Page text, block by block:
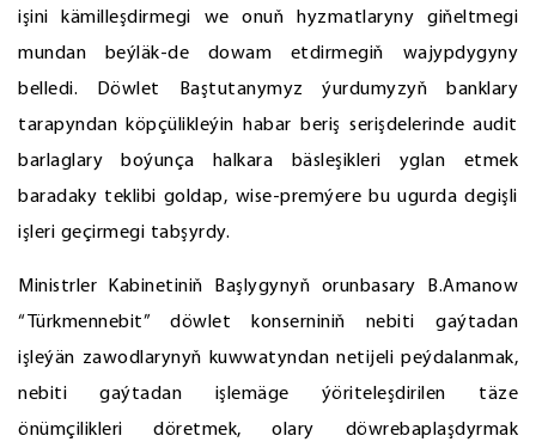
işini kämilleşdirmegi we onuň hyzmatlaryny giňeltmegi
mundan beýläk-de dowam etdirmegiň wajypdygyny
belledi. Döwlet Baştutanymyz ýurdumyzyň banklary
tarapyndan köpçülikleýin habar beriş serişdelerinde audit
barlaglary boýunça halkara bäsleşikleri yglan etmek
baradaky teklibi goldap, wise-premýere bu ugurda degişli
işleri geçirmegi tabşyrdy.
Ministrler Kabinetiniň Başlygynyň orunbasary B.Amanow
“Türkmennebit” döwlet konserniniň nebiti gaýtadan
işleýän zawodlarynyň kuwwatyndan netijeli peýdalanmak,
nebiti gaýtadan işlemäge ýöriteleşdirilen täze
önümçilikleri döretmek, olary döwrebaplaşdyrmak